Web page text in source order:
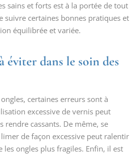
sains et forts est à la portée de tout
suivre certaines bonnes pratiques et
équilibrée et variée.
éviter dans le soin des
certaines erreurs sont à
excessive de vernis peut
rendre cassants. De même, se
de façon excessive peut ralentir
les ongles plus fragiles. Enfin, il est